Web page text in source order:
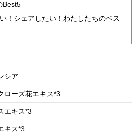
Best5
！シェアしたい！わたしたちのベス
シア
ローズ花エキス*3
エキス*3
キス*3